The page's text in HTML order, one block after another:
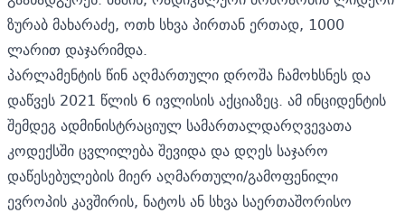
ზურაბ მახარაძე, ოთხ სხვა პირთან ერთად, 1000
ლარით დაჯარიმდა.
პარლამენტის წინ აღმართული დროშა ჩამოხსნეს და
დაწვეს 2021 წლის 6 ივლისის აქციაზეც. ამ ინციდენტის
შემდეგ ადმინისტრაციულ სამართალდარღვევათა
კოდექსში ცვლილება შევიდა და დღეს საჯარო
დაწესებულების მიერ აღმართული/გამოფენილი
ევროპის კავშირის, ნატოს ან სხვა საერთაშორისო